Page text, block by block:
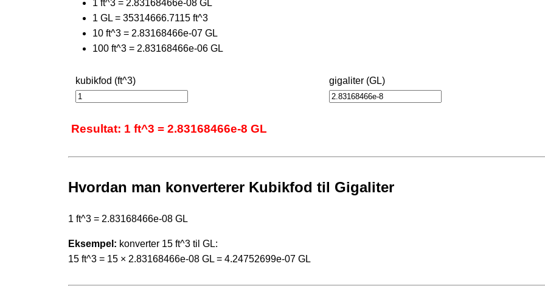
1 ft^3 = 2.83168466e-08 GL
1 GL = 35314666.7115 ft^3
10 ft^3 = 2.83168466e-07 GL
100 ft^3 = 2.83168466e-06 GL
kubikfod (ft^3) gigaliter (GL)
Resultat: 1 ft^3 = 2.83168466e-8 GL
Hvordan man konverterer Kubikfod til Gigaliter
1 ft^3 = 2.83168466e-08 GL
Eksempel: konverter 15 ft^3 til GL:
15 ft^3 = 15 × 2.83168466e-08 GL = 4.24752699e-07 GL